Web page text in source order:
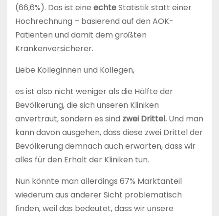
(66,6%). Das ist eine echteStatistik statt einer
Hochrechnung – basierend auf den AOK-
Patienten und damit dem größten
Krankenversicherer.
Liebe Kolleginnen und Kollegen,
es ist also nicht weniger als die Hälfte der
Bevölkerung, die sich unseren Kliniken
anvertraut, sondern es sind zwei Drittel. Und man
kann davon ausgehen, dass diese zwei Drittel der
Bevölkerung demnach auch erwarten, dass wir
alles für den Erhalt der Kliniken tun.
Nun könnte man allerdings 67% Marktanteil
wiederum aus anderer Sicht problematisch
finden, weil das bedeutet, dass wir unsere